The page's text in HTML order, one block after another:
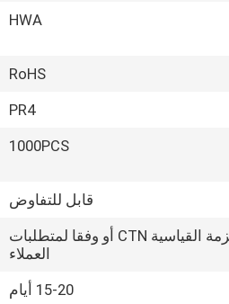
HWA
RoHS
PR4
1000PCS
قابل للتفاوض
الحزمة القياسية CTN أو وفقا لمتطلبات
العملاء
15-20 أيام